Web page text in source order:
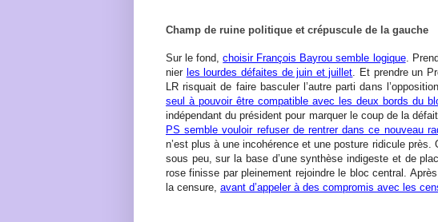
Champ de ruine politique et crépuscule de la gauche
Sur le fond,choisir François Bayrou semble logique.
nier les lourdes défaites de juin et juillet. Et prendre un
LR risquait de faire basculer l’autre parti dans
seul à pouvoir être compatible avec les deux bords du
indépendant du président pour marquer le coup de la
PS semble vouloir refuser de rentrer dans ce nouveau
n’est plus à une incohérence et une posture ridicule près.
sous peu, sur la base d’une synthèse indigeste et de
rose finisse par pleinement rejoindre le bloc central.
la censure, avant d’appeler à des compromis avec les